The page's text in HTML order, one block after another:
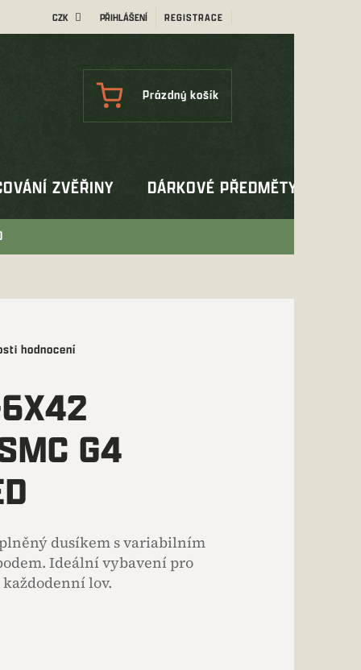
CZK PŘIHLÁŠENÍ REGISTRACE
NÁKUPNÍ
Prázdný košík
ZVĚŘINY DÁRKOVÉ PŘEDMĚTY
hodnocení
G4
dusíkem s variabilním
Ideální vybavení pro
lov.